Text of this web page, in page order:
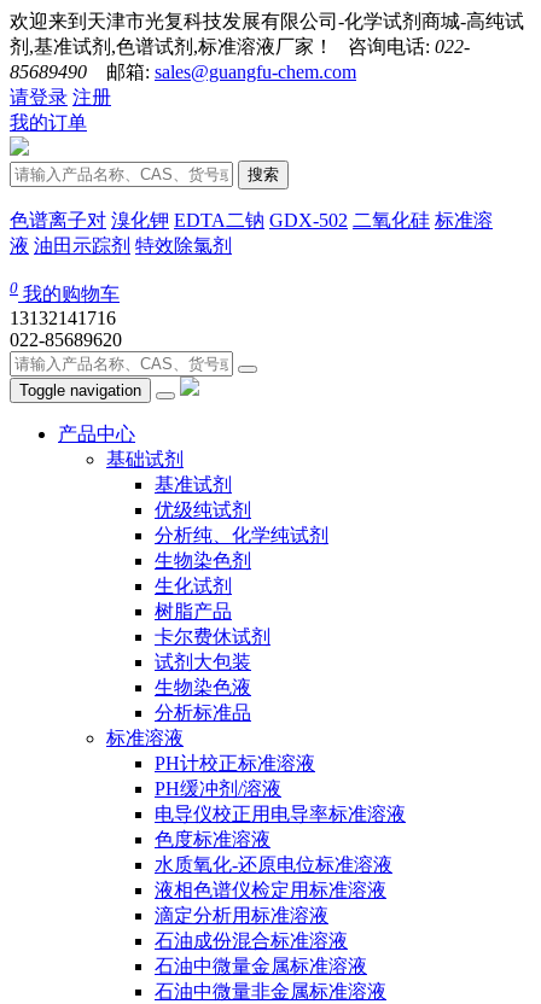
欢迎来到天津市光复科技发展有限公司-化学试剂商城-高纯试
剂,基准试剂,色谱试剂,标准溶液厂家！ 咨询电话: 022-
85689490 邮箱: sales@guangfu-chem.com
请登录 注册
我的订单
搜索
色谱离子对 溴化钾 EDTA二钠 GDX-502 二氧化硅 标准溶
液 油田示踪剂 特效除氯剂
0 我的购物车
13132141716
022-85689620
Toggle navigation
产品中心
基础试剂
基准试剂
优级纯试剂
分析纯、化学纯试剂
生物染色剂
生化试剂
树脂产品
卡尔费休试剂
试剂大包装
生物染色液
分析标准品
标准溶液
PH计校正标准溶液
PH缓冲剂/溶液
电导仪校正用电导率标准溶液
色度标准溶液
水质氧化-还原电位标准溶液
液相色谱仪检定用标准溶液
滴定分析用标准溶液
石油成份混合标准溶液
石油中微量金属标准溶液
石油中微量非金属标准溶液